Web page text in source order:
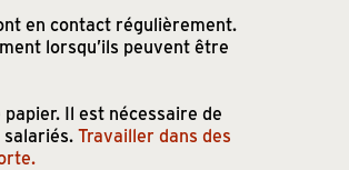
en contact régulièrement.
lorsqu’ils peuvent être
Il est nécessaire de
Travailler dans des